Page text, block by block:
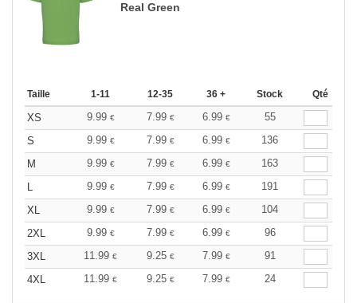
Real Green
Taille 1-11 12-35 36 + Stock Qté
XS 9.99 € 7.99 € 6.99 €
55
S
9.99 € 7.99 € 6.99 €
136
M
9.99 € 7.99 € 6.99 €
163
9.99 € 7.99 € 6.99 €
191
XL
9.99 € 7.99 € 6.99 €
104
2XL
9.99 € 7.99 € 6.99 €
96
3XL
11.99 € 9.25 € 7.99 €
91
4XL
11.99 € 9.25 € 7.99 € 24